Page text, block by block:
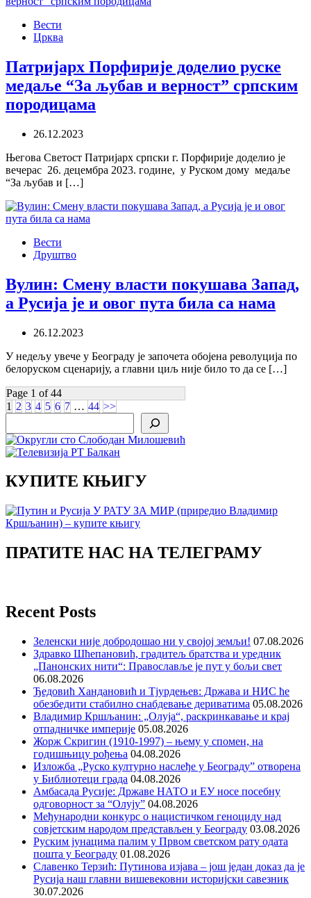
Вести
Црква
Патријарх Порфирије доделио руске
медаље “За љубав и верност” српским
породицама
26.12.2023
Његова Светост Патријарх српски г. Порфирије доделио је
вечерас 26. децембра 2023. године, у Руском дому медаље
“За љубав и […]
Вести
Друштво
Вулин: Смену власти покушава Запад,
а Русија је и овог пута била са нама
26.12.2023
У недељу увече у Београду је започета обојена револуција по
белоруском сценарију, а главни циљ није било то да се […]
Page 1 of 44
1 2 3 4 5 6 7 … 44 >>
КУПИТЕ КЊИГУ
ПРАТИТЕ НАС НА ТЕЛЕГРАМУ
Recent Posts
Зеленски није добродошао ни у својој земљи! 07.08.2026
Здравко Шћепановић, градитељ братства и уредник
„Панонских нити“: Православље је пут у бољи свет
06.08.2026
Ђедовић Хандановић и Тјурдењев: Држава и НИС ће
обезбедити стабилно снабдевање дериватима 05.08.2026
Владимир Кршљанин: „Олуја“, раскринкавање и крај
отпадничке империје 05.08.2026
Жорж Скригин (1910-1997) – њему у спомен, на
годишњицу рођења 04.08.2026
Изложба „Руско културно наслеђе у Београду” отворена
у Библиотеци града 04.08.2026
Амбасада Русије: Државе НАТО и ЕУ носе посебну
одговорност за “Олују” 04.08.2026
Међународни конкурс о нацистичком геноциду над
совјетским народом представљен у Београду 03.08.2026
Руским јунацима палим у Првом светском рату одата
пошта у Београду 01.08.2026
Славенко Терзић: Путинова изјава – још један доказ да је
Русија наш главни вишевековни историјски савезник
30.07.2026